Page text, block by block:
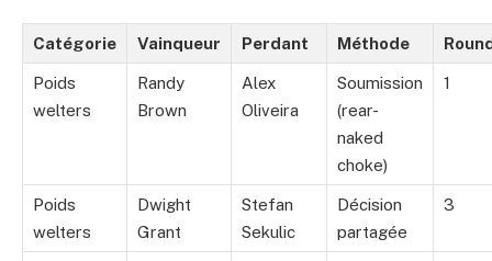
Catégorie Vainqueur Perdant Méthode
Poids
welters
Randy
Brown
Alex
Oliveira
Soumission
(rear-
naked
choke)
1
Poids
welters
Dwight
Grant
Stefan
Sekulic
Décision
partagée
3